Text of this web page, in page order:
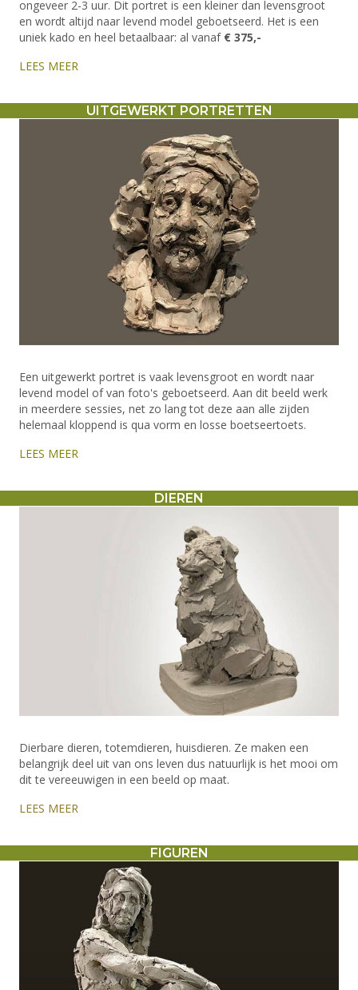
ongeveer 2-3 uur. Dit portret is een kleiner dan levensgroot
en wordt altijd naar levend model geboetseerd. Het is een
uniek kado en heel betaalbaar: al vanaf€ 375,-
LEES MEER
UITGEWERKT PORTRETTEN
Een uitgewerkt portret is vaak levensgroot en wordt naar
levend model of van foto's geboetseerd. Aan dit beeld werk
in meerdere sessies, net zo lang tot deze aan alle zijden
helemaal kloppend is qua vorm en losse boetseertoets.
LEES MEER
DIEREN
Dierbare dieren, totemdieren, huisdieren. Ze maken een
belangrijk deel uit van ons leven dus natuurlijk is het mooi om
dit te vereeuwigen in een beeld op maat.
LEES MEER
FIGUREN